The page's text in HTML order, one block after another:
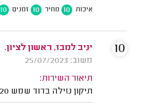
איכות 10 מחיר 10 זמנים 10
יניב למבז, ראשון לציון.
משוב: 25/07/2023
תיאור השירות:
תיקון נזילה בדוד שמש 120 ליטר.
10